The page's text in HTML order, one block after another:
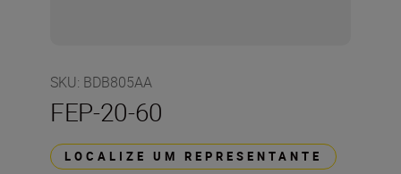
SKU: BDB805AA
FEP-20-60
LOCALIZE UM REPRESENTANTE